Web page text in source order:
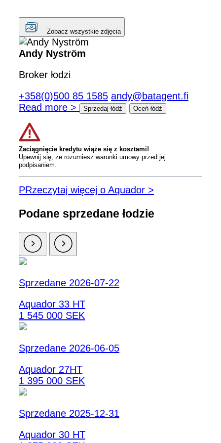
Zobacz wszystkie zdjęcia
Andy Nyström
Broker łodzi
+358(0)500 85 1585 andy@batagent.fi
Read more >
Sprzedaj łódź Oceń łódź
Zaciągnięcie kredytu wiąże się z kosztami!
Upewnij się, że rozumiesz warunki umowy przed jej
podpisaniem.
PRzeczytaj więcej o Aquador >
Podane sprzedane łodzie
Sprzedane 2026-07-22
Aquador 33 HT
1 545 000 SEK
Sprzedane 2026-06-05
Aquador 27HT
1 395 000 SEK
Sprzedane 2025-12-31
Aquador 30 HT